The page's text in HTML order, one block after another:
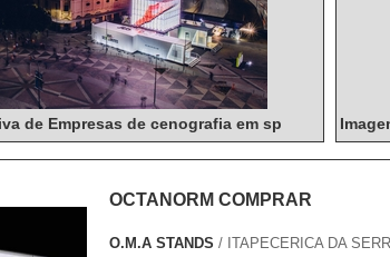
de Empresas de cenografia em sp
OCTANORM COMPRAR
O.M.A STANDS / ITAPECERICA DA